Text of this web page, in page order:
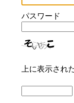
パスワード
上に表示され